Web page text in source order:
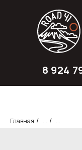
8 924
Главная / ... / ...